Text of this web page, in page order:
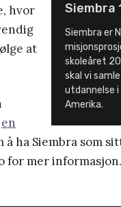
Siembra
Siembra er
skoleåret
skal vi
utdannelse i
Amerika.
hvor
at
en
ha Siembra som
for mer